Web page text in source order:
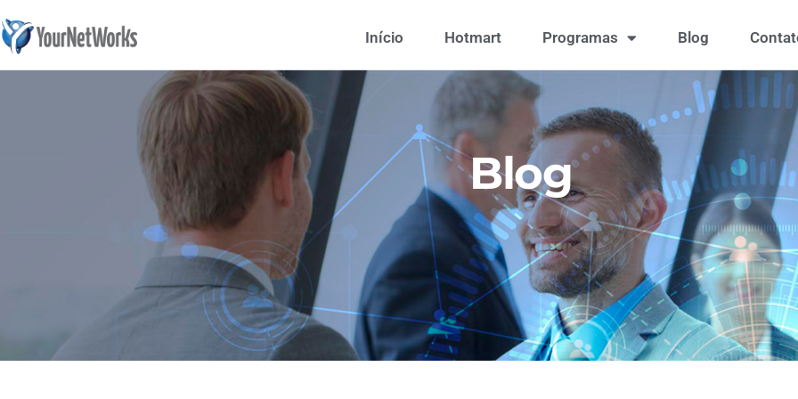
Início Hotmart Programas Blog
Blog